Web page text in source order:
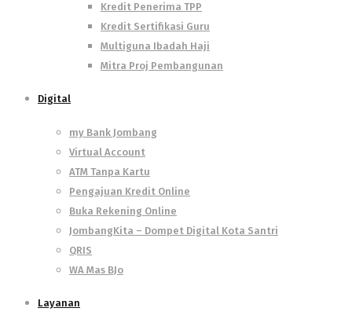
Kredit Penerima TPP
Kredit Sertifikasi Guru
Multiguna Ibadah Haji
Mitra Proj Pembangunan
Digital
my Bank Jombang
Virtual Account
ATM Tanpa Kartu
Pengajuan Kredit Online
Buka Rekening Online
JombangKita – Dompet Digital Kota Santri
QRIS
WA Mas BJo
Layanan